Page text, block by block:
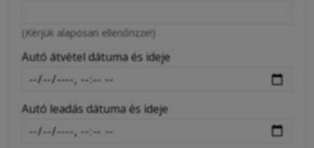
-
-
(Kérjük alaposan ellenőrizze!)
Autó átvétel dátuma és ideje
Autó leadás dátuma és ideje